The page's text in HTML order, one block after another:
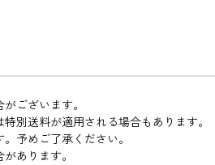
ございます。
別送料が適用される場合もあります。
予めご了承ください。
あります。